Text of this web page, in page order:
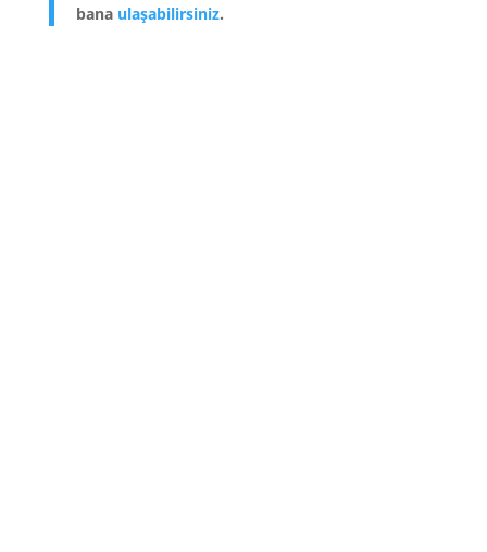
bana ulaşabilirsiniz.